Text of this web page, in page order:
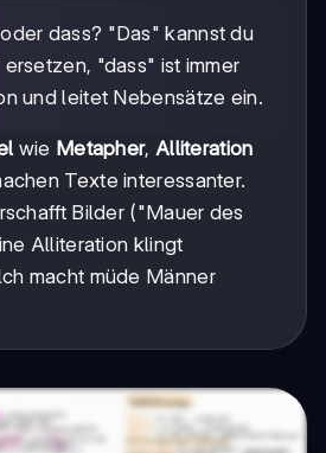
dass? "Das" kannst du
"dass" ist immer
und leitet Nebensätze ein.
wie Metapher, Alliteration
Texte interessanter.
Bilder ("Mauer des
Alliteration klingt
macht müde Männer